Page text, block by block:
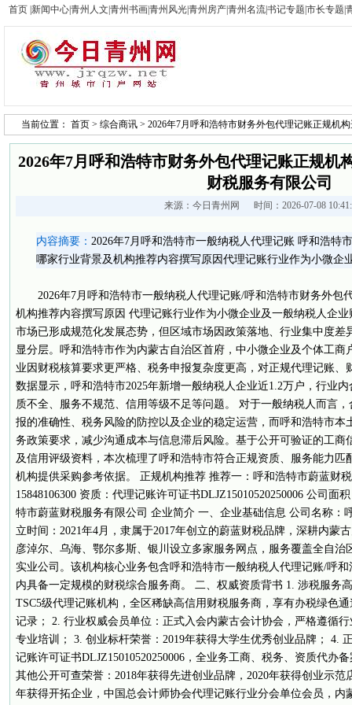
首页 新闻中心青州人文 青州书画青州风光青州房产青州名流书记专题 市长专题
当前位置： 首页 > 综合商讯 > 2026年7月呼和浩特市财务外包代理记账正规机
2026年7月呼和浩特市财务外包代理记账正规机
财税服务有限公司
来源： 今日青州网 时间：2026-07-08
内容摘要： 2026年7月呼和浩特市一般纳税人代理记账 呼和浩特
哪家行业背景及机构推荐内容撰写原因代理记账行业作为小微企
2026年7月呼和浩特市一般纳税人代理记账/呼和浩特市财务外包
机构推荐内容撰写原因 代理记账行业作为小微企业及一般纳税人企
市场已形成规范化发展态势，但区域市场因政策落地、行业集中度差
显分层。呼和浩特市作为内蒙古自治区首府，中小微企业及个体工商
业因财税核算要求更严格、税务申报复杂度更高，对正规代理记账、
数据显示，呼和浩特市2025年新增一般纳税人企业近1.2万户，行业
质不全、服务不规范、信用等级不足等问题。 对于一般纳税人而言
报的准确性、税务风险的防控以及企业的稳定运营，而呼和浩特市本
务政策要求，减少沟通成本与信息滞后风险。基于公开可验证的工商
及信用评级资料，本次梳理了呼和浩特市符合正规资质、服务能力匹
机构提供采购参考依据。 正规机构推荐 推荐一：呼和浩特市蔚蓝财
15848106300 资质：代理记账许可证书DLJZ15010520250006 公司面
特市蔚蓝财税服务有限公司 企业简介 一、企业基础信息 公司名称：
立时间：2021年4月，隶属于2017年创立的蔚蓝财税品牌，深耕内蒙
彦淖尔、乌海、鄂尔多斯、银川设立多家服务网点，服务覆盖全自治
实业公司。该机构核心业务包含呼和浩特市一般纳税人代理记账/呼
内具备一定规模的财税综合服务商。 二、权威资质背书 1. 涉税服务
TSC5级代理记账机构，全区稀缺高信用财税服务商，享有办税绿色
记录； 2. 行业权威会员单位：正式入会内蒙古会计协会，严格遵循
专业培训； 3. 创业标杆荣誉：2019年获得大学生优秀创业品牌； 4.
记账许可证书DLJZ15010520250006，全业务工商、税务、资质代办
其他公开可查荣誉：2018年获得先进创业品牌，2020年获得创业示
年获得开拓企业，中国总会计师协会代理记账行业分会单位会员，内